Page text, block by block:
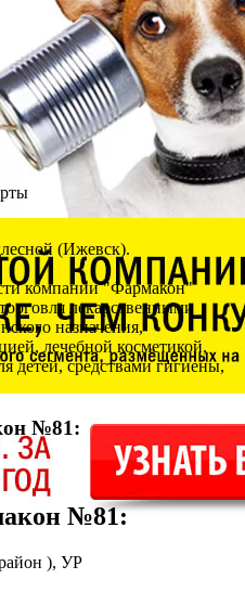
(Ижевск).
компании "Фармакон"
лекарственными
назначения,
лечебной косметикой,
детей, средствами гигиены,
№81:
№81:
), УР